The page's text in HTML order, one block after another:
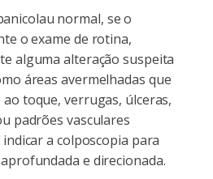
normal, se o
o exame de rotina,
alguma alteração suspeita
áreas avermelhadas que
toque, verrugas, úlceras,
padrões vasculares
a colposcopia para
e direcionada.